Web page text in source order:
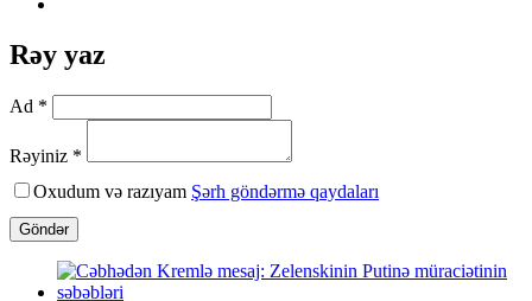
Rəy yaz
Ad *
Rəyiniz *
Oxudum və razıyam Şərh göndərmə qaydaları
Göndər